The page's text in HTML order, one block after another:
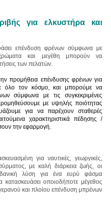
για ελκυστήρα και
επένδυση φρένων σύμφωνα με
και μεγέθη μπορούν να
των πελατών.
προμήθεια επένδυσης φρένων για
όλο τον κόσμο, και μπορούμε να
σύμφωνα με τις συγκεκριμένες
με υψηλής ποιότητας
για να παρέχουν σταθερές
χαρακτηριστικά πέδησης /
την εφαρμογή.
για ναυτικές, γεωργικές,
με καλή διάρκεια ζωής, οι
λύση για ένα ευρύ φάσμα
κατασκευάσει οποιοδήποτε μέγεθος
και πλοίου επένδυση μπρένων